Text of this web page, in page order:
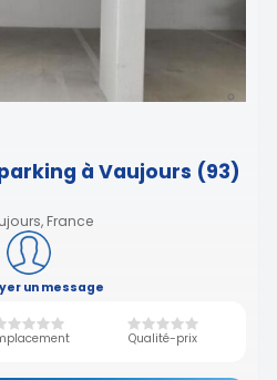
à Vaujours (93)
France
un message
Qualité-prix